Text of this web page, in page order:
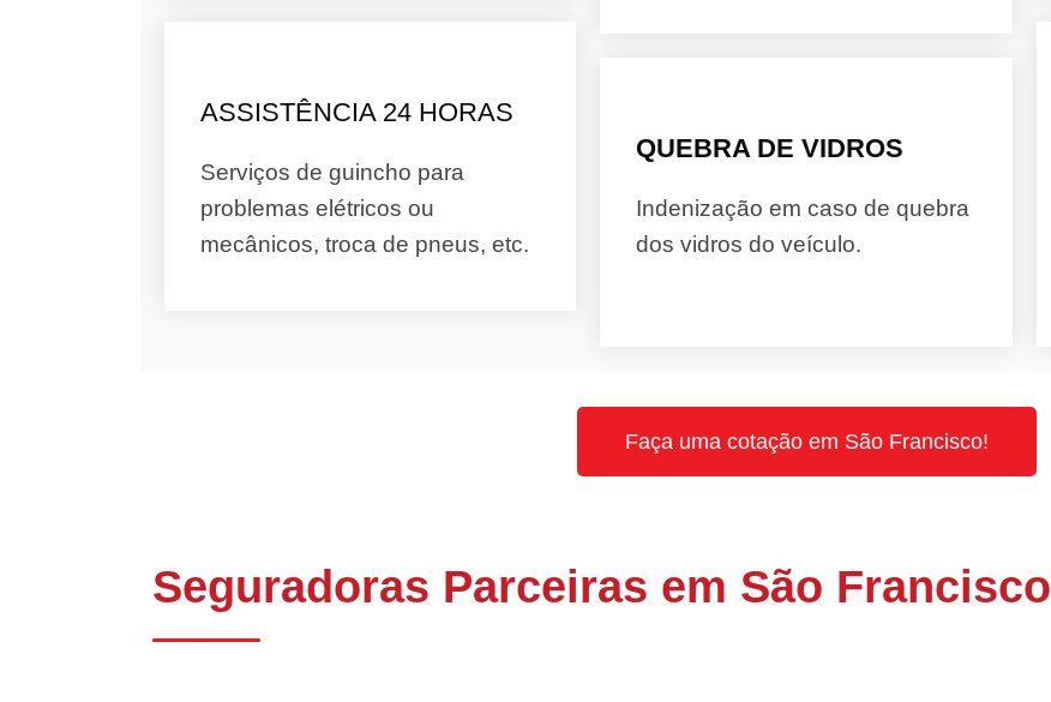
ASSISTÊNCIA 24 HORAS
Serviços de guincho para
problemas elétricos ou
mecânicos, troca de pneus, etc.
QUEBRA DE VIDROS
Indenização em caso de quebra
dos vidros do veículo.
Faça uma cotação em São Francisco!
Seguradoras Parceiras em São Francisco